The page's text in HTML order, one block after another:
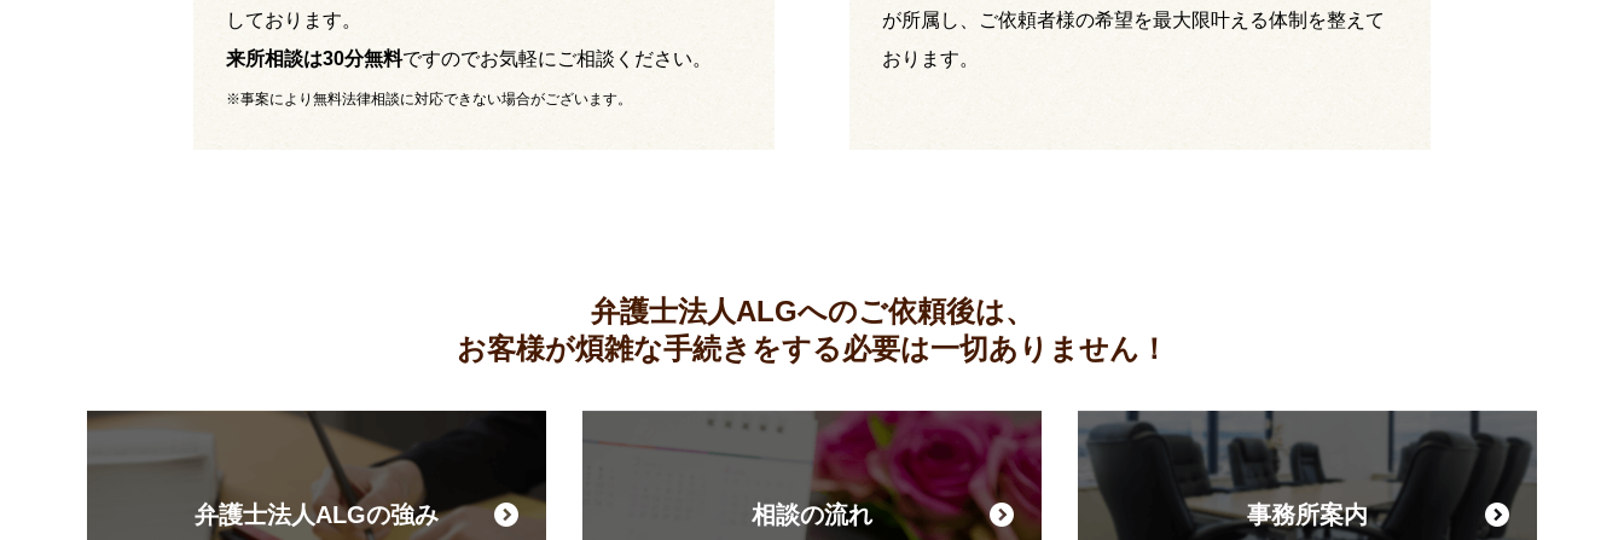
しております。
来所相談は30分無料ですのでお気軽にご相談ください。
※事案により無料法律相談に対応できない場合がございます。
が所属し、ご依頼者様の希望を最大限叶える体制を整えて
おります。
弁護士法人ALGへのご依頼後は、
お客様が煩雑な手続きをする必要は一切ありません！
弁護士法人ALGの強み 相談の流れ 事務所案内